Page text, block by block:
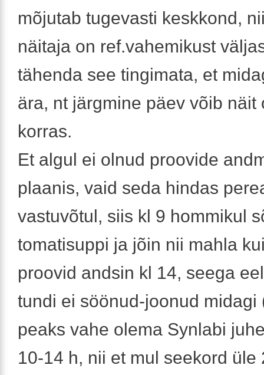
mõjutab tugevasti keskkond,
näitaja on ref.vahemikust
tähenda see tingimata, et
ära, nt järgmine päev võib näit
korras.
Et algul ei olnud proovide
plaanis, vaid seda hindas
vastuvõtul, siis kl 9 hommikul
tomatisuppi ja jõin nii mahla
proovid andsin kl 14, seega
tundi ei söönud-joonud midagi
peaks vahe olema Synlabi
10-14 h, nii et mul seekord üle